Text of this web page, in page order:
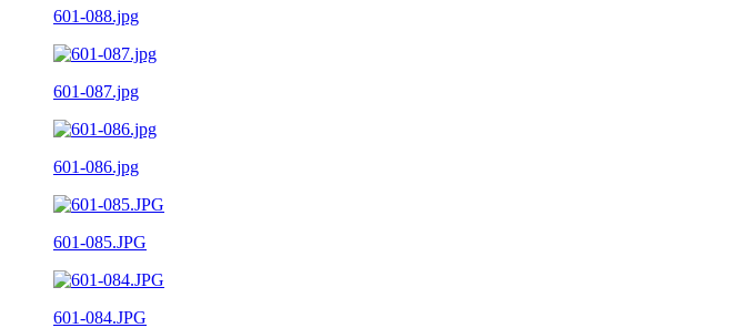
601-088.jpg
601-087.jpg
601-086.jpg
601-085.JPG
601-084.JPG